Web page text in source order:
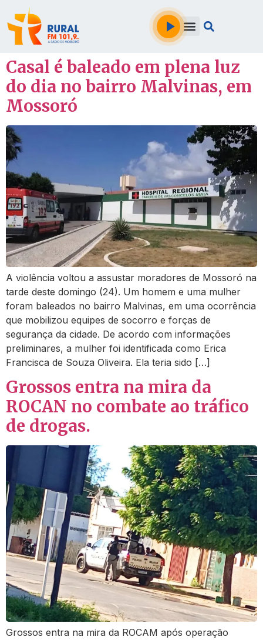
Casal é baleado em plena luz
do dia no bairro Malvinas, em
Mossoró
A violência voltou a assustar moradores de Mossoró na
tarde deste domingo (24). Um homem e uma mulher
foram baleados no bairro Malvinas, em uma ocorrência
que mobilizou equipes de socorro e forças de
segurança da cidade. De acordo com informações
preliminares, a mulher foi identificada como Erica
Francisca de Souza Oliveira. Ela teria sido […]
Grossos entra na mira da
ROCAN no combate ao tráfico
de drogas.
Grossos entra na mira da ROCAM após operação